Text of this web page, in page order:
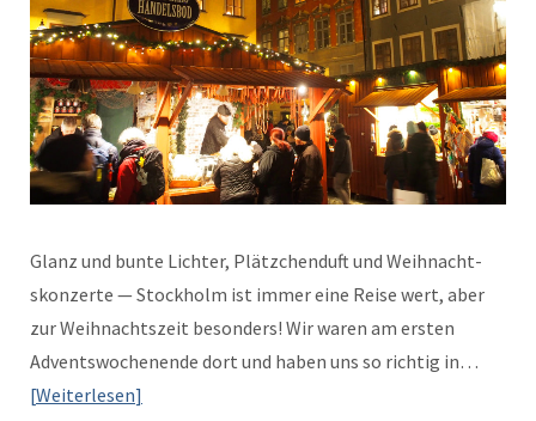
Glanz und bunte Lichter, Plätzchen­duft und Wei­h­nacht­
skonz­erte — Stock­holm ist immer eine Reise wert, aber
zur Wei­h­nacht­szeit beson­ders! Wir waren am ersten
Adventswoch­enende dort und haben uns so richtig in…
Weit­er­lesen